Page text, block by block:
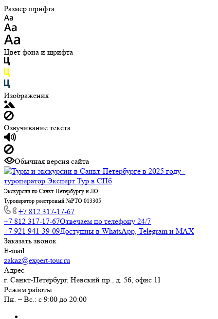
Размер шрифта
Цвет фона и шрифта
Изображения
Озвучивание текста
Обычная версия сайта
Экскурсии по Санкт-Петербургу и ЛО
Туроператор реестровый №РТО 013305
+7 812 317-17-67
+7 812 317-17-67Отвечаем по телефону 24/7
+7 921 941-39-09Доступны в WhatsApp, Telegram и MAX
Заказать звонок
E-mail
zakaz@expert-tour.ru
Адрес
г. Санкт-Петербург, Невский пр., д. 56, офис 11
Режим работы
Пн. – Вс.: с 9:00 до 20:00